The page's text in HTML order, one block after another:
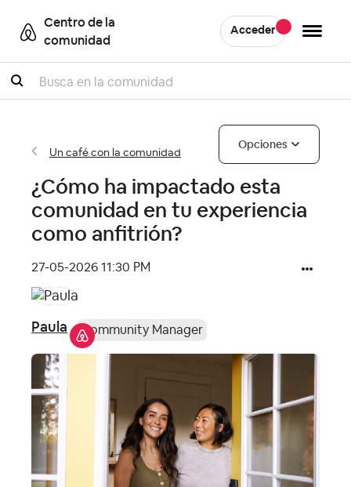
Centro de la
comunidad
Acceder
Buscar
Un café con la comunidad
Opciones
¿Cómo ha impactado esta
comunidad en tu experiencia
como anfitrión?
‎27-05-2026 11:30 PM
Paula Community Manager